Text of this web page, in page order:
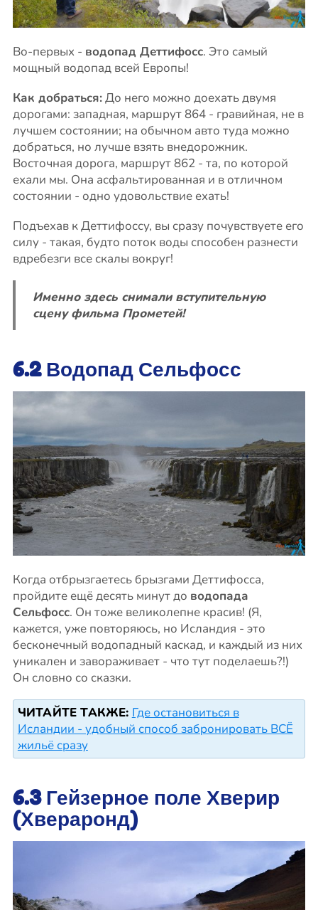
Во-первых - водопад Деттифосс. Это самый
мощный водопад всей Европы!
Как добраться:До него можно доехать двумя
дорогами: западная, маршрут 864 - гравийная, не в
лучшем состоянии; на обычном авто туда можно
добраться, но лучше взять внедорожник.
Восточная дорога, маршрут 862 - та, по которой
ехали мы. Она асфальтированная и в отличном
состоянии - одно удовольствие ехать!
Подъехав к Деттифоссу, вы сразу почувствуете его
силу - такая, будто поток воды способен разнести
вдребезги все скалы вокруг!
Именно здесь снимали вступительную
сцену фильма Прометей!
6.2 Водопад Сельфосс
Когда отбрызгаетесь брызгами Деттифосса,
пройдите ещё десять минут до водопада
Сельфосс. Он тоже великолепне красив! (Я,
кажется, уже повторяюсь, но Исландия - это
бесконечный водопадный каскад, и каждый из них
уникален и завораживает - что тут поделаешь?!)
Он словно со сказки.
ЧИТАЙТЕ ТАКЖЕ: Где остановиться в
Исландии - удобный способ забронировать ВСЁ
жильё сразу
6.3 Гейзерное поле Хверир
(Хвераронд)